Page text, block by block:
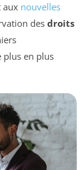
aux nouvelles
desdroits
plus en plus